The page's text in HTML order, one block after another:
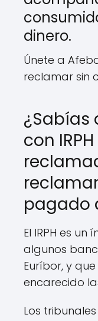
dinero.
Únete a
reclamar sin
¿Sabías
con
pagado
El IRPH es
algunos
Euríbor, y
encarecido
Los